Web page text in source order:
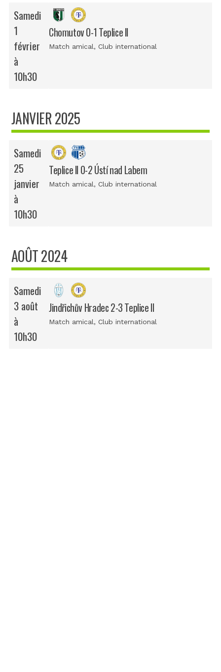
Samedi
1
février
à
10h30
Chomutov 0-1 Teplice II
Match amical, Club international
JANVIER 2025
Samedi
25
janvier
à
10h30
Teplice II 0-2 Ústí nad Labem
Match amical, Club international
AOÛT 2024
Samedi
3 août
à
10h30
Jindřichův Hradec 2-3 Teplice II
Match amical, Club international